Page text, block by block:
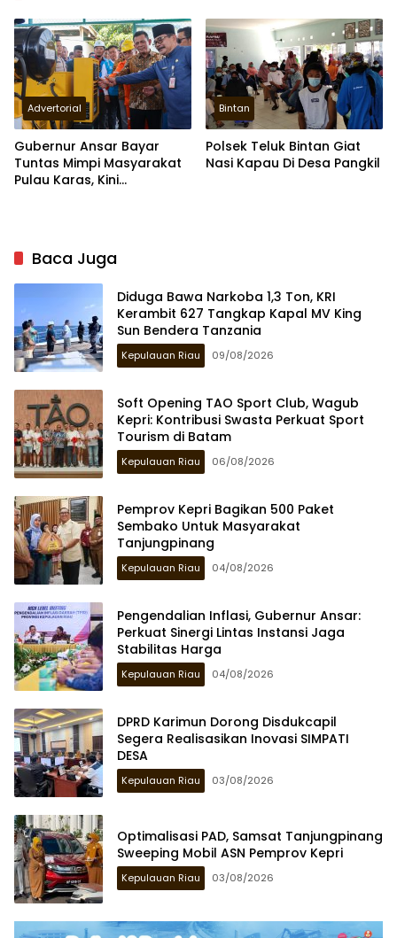
Advertorial
Gubernur Ansar Bayar
Tuntas Mimpi Masyarakat
Pulau Karas, Kini
Bintan
Polsek Teluk Bintan Giat
Nasi Kapau Di Desa Pangkil
Baca Juga
Diduga Bawa Narkoba 1,3 Ton, KRI
Kerambit 627 Tangkap Kapal MV King
Sun Bendera Tanzania
Kepulauan Riau 09/08/2026
Soft Opening TAO Sport Club, Wagub
Kepri: Kontribusi Swasta Perkuat Sport
Tourism di Batam
Kepulauan Riau 06/08/2026
Pemprov Kepri Bagikan 500 Paket
Sembako Untuk Masyarakat
Tanjungpinang
Kepulauan Riau 04/08/2026
Pengendalian Inflasi, Gubernur Ansar:
Perkuat Sinergi Lintas Instansi Jaga
Stabilitas Harga
Kepulauan Riau 04/08/2026
DPRD Karimun Dorong Disdukcapil
Segera Realisasikan Inovasi SIMPATI
DESA
Kepulauan Riau 03/08/2026
Optimalisasi PAD, Samsat Tanjungpinang
Sweeping Mobil ASN Pemprov Kepri
Kepulauan Riau 03/08/2026